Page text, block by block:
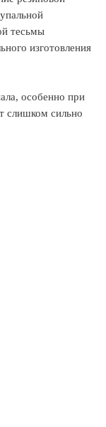
тесьмы
изготовления
особенно при
слишком сильно